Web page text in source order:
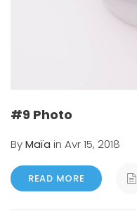
#9 Photo
ByMaïa in Avr 15, 2018
READ MORE